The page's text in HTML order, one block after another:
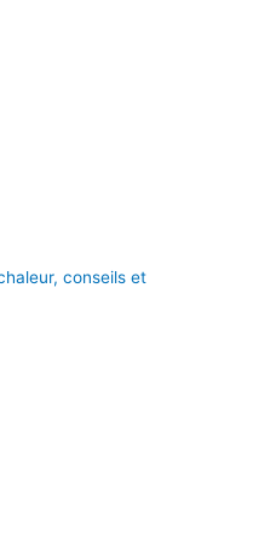
conseils et